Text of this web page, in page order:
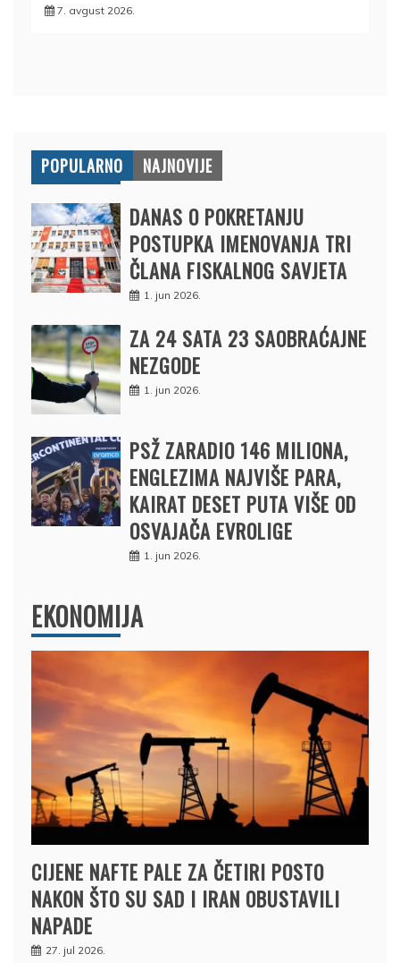
7. avgust 2026.
POPULARNO NAJNOVIJE
DANAS O POKRETANJU
POSTUPKA IMENOVANJA TRI
ČLANA FISKALNOG SAVJETA
1. jun 2026.
ZA 24 SATA 23 SAOBRAĆAJNE
NEZGODE
1. jun 2026.
PSŽ ZARADIO 146 MILIONA,
ENGLEZIMA NAJVIŠE PARA,
KAIRAT DESET PUTA VIŠE OD
OSVAJAČA EVROLIGE
1. jun 2026.
EKONOMIJA
CIJENE NAFTE PALE ZA ČETIRI POSTO
NAKON ŠTO SU SAD I IRAN OBUSTAVILI
NAPADE
27. jul 2026.